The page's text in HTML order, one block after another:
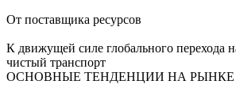
От поставщика ресурсов
К движущей силе глобального перехода
чистый транспорт
ОСНОВНЫЕ ТЕНДЕНЦИИ НА